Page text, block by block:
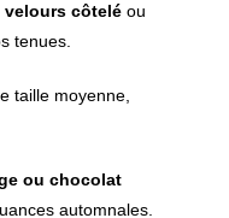
velours côtelé ou
tenues.
taille moyenne,
ou chocolat
automnales.